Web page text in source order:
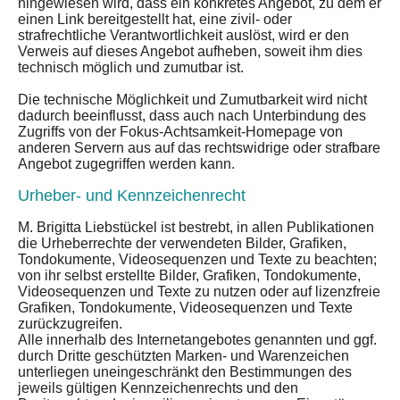
hingewiesen wird, dass ein konkretes Angebot, zu dem er
einen Link bereitgestellt hat, eine zivil- oder
strafrechtliche Verantwortlichkeit auslöst, wird er den
Verweis auf dieses Angebot aufheben, soweit ihm dies
technisch möglich und zumutbar ist.
Die technische Möglichkeit und Zumutbarkeit wird nicht
dadurch beeinflusst, dass auch nach Unterbindung des
Zugriffs von der Fokus-Achtsamkeit-Homepage von
anderen Servern aus auf das rechtswidrige oder strafbare
Angebot zugegriffen werden kann.
Urheber- und Kennzeichenrecht
M. Brigitta Liebstückel ist bestrebt, in allen Publikationen
die Urheberrechte der verwendeten Bilder, Grafiken,
Tondokumente, Videosequenzen und Texte zu beachten;
von ihr selbst erstellte Bilder, Grafiken, Tondokumente,
Videosequenzen und Texte zu nutzen oder auf lizenzfreie
Grafiken, Tondokumente, Videosequenzen und Texte
zurückzugreifen.
Alle innerhalb des Internetangebotes genannten und ggf.
durch Dritte geschützten Marken- und Warenzeichen
unterliegen uneingeschränkt den Bestimmungen des
jeweils gültigen Kennzeichenrechts und den